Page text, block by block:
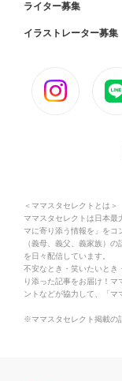
ライター募集
イラストレーター募集
＜ママスタセレクトとは＞
ママスタセレクトは日本最
マに寄り添う情報を」をコ
（義母、義父、義家族）
を日々配信しています。
不安なとき・笑いたいとき
り添った記事をお届け！
ントなどが協力して、「マ
※ママスタセレクト掲載の